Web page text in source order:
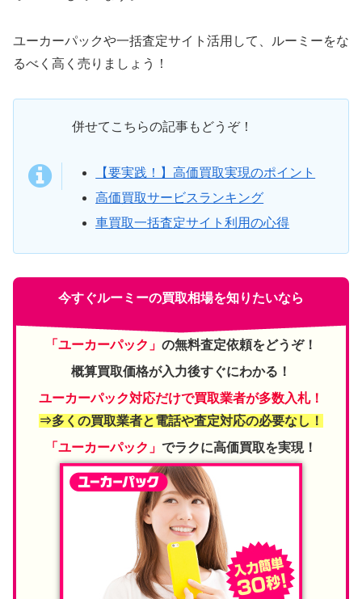
ユーカーパックや一括査定サイト活用して、ルーミーをな
るべく高く売りましょう！
併せてこちらの記事もどうぞ！
【要実践！】高価買取実現のポイント
高価買取サービスランキング
車買取一括査定サイト利用の心得
今すぐルーミーの買取相場を知りたいなら
「ユーカーパック」 の無料査定依頼をどうぞ！
概算買取価格が入力後すぐにわかる！
ユーカーパック対応だけで買取業者が多数入札！
⇒多くの買取業者と電話や査定対応の必要なし！
「ユーカーパック」 でラクに高価買取を実現！